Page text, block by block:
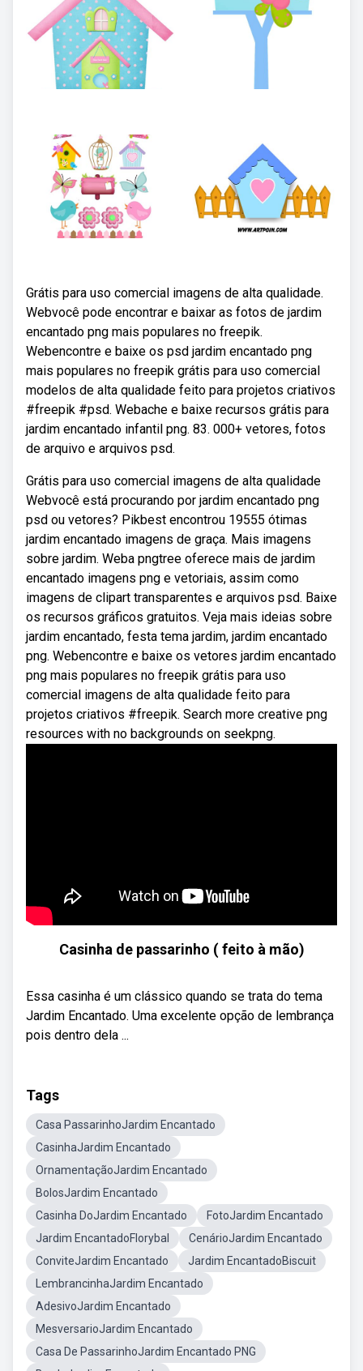
Grátis para uso comercial imagens de alta qualidade.
Webvocê pode encontrar e baixar as fotos de jardim
encantado png mais populares no freepik.
Webencontre e baixe os psd jardim encantado png
mais populares no freepik grátis para uso comercial
modelos de alta qualidade feito para projetos criativos
#freepik #psd. Webache e baixe recursos grátis para
jardim encantado infantil png. 83. 000+ vetores, fotos
de arquivo e arquivos psd.
Grátis para uso comercial imagens de alta qualidade
Webvocê está procurando por jardim encantado png
psd ou vetores? Pikbest encontrou 19555 ótimas
jardim encantado imagens de graça. Mais imagens
sobre jardim. Weba pngtree oferece mais de jardim
encantado imagens png e vetoriais, assim como
imagens de clipart transparentes e arquivos psd. Baixe
os recursos gráficos gratuitos. Veja mais ideias sobre
jardim encantado, festa tema jardim, jardim encantado
png. Webencontre e baixe os vetores jardim encantado
png mais populares no freepik grátis para uso
comercial imagens de alta qualidade feito para
projetos criativos #freepik. Search more creative png
resources with no backgrounds on seekpng.
Casinha de passarinho ( feito à mão)
Essa casinha é um clássico quando se trata do tema
Jardim Encantado. Uma excelente opção de lembrança
pois dentro dela ...
Tags
Casa PassarinhoJardim Encantado
CasinhaJardim Encantado
OrnamentaçãoJardim Encantado
BolosJardim Encantado
Casinha DoJardim Encantado
FotoJardim Encantado
Jardim EncantadoFlorybal
CenárioJardim Encantado
ConviteJardim Encantado
Jardim EncantadoBiscuit
LembrancinhaJardim Encantado
AdesivoJardim Encantado
MesversarioJardim Encantado
Casa De PassarinhoJardim Encantado PNG